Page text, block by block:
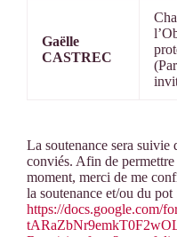
Gaëlle
CASTREC
La soutenance sera suivie
conviés. Afin de
moment, merci de me
la soutenance et/ou du pot
https://docs.google.com/